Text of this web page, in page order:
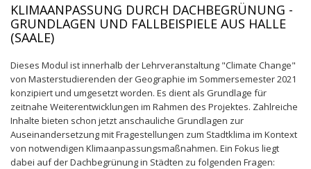
KLIMAANPASSUNG DURCH DACHBEGRÜNUNG -
GRUNDLAGEN UND FALLBEISPIELE AUS HALLE
(SAALE)
Dieses Modul ist innerhalb der Lehrveranstaltung "Climate Change"
von Masterstudierenden der Geographie im Sommersemester 2021
konzipiert und umgesetzt worden. Es dient als Grundlage für
zeitnahe Weiterentwicklungen im Rahmen des Projektes. Zahlreiche
Inhalte bieten schon jetzt anschauliche Grundlagen zur
Auseinandersetzung mit Fragestellungen zum Stadtklima im Kontext
von notwendigen Klimaanpassungsmaßnahmen. Ein Fokus liegt
dabei auf der Dachbegrünung in Städten zu folgenden Fragen: